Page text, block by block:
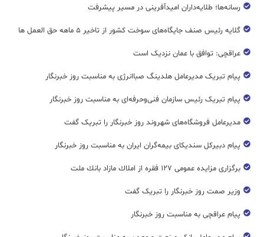
رسانه‌ها؛ طلایه‌داران امیدآفرینی در مسیر پیشرفت
گلایه رئیس صنف جایگاه‌های سوخت کشور از تاخیر ۵ ماهه حق العمل ها
عراقچی: توافق با عمان نزدیک است
پیام تبریک مدیرعامل هلدینگ صباانرژی به مناسبت روز خبرنگار
پیام تبریک رئیس سازمان فنی‌و‌حرفه‌ای به مناسبت روز خبرنگار
مدیرعامل فروشگاه‌های شهروند روز خبرنگار را تبریک گفت
پیام دبیرکل سندیکای بیمه‌گران ایران به مناسبت روز خبرنگار
برگزاری مزایده عمومی ۱۲۷ فقره از املاك مازاد بانك ملت
وزیر صمت روز خبرنگار را تبریک گفت
پیام عراقچی به مناسبت روز خبرنگار